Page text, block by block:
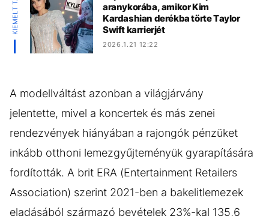
aranykorába, amikor Kim
Kardashian derékba törte Taylor
Swift karrierjét
2026.1.21 12:22
A modellváltást azonban a világjárvány
jelentette, mivel a koncertek és más zenei
rendezvények hiányában a rajongók pénzüket
inkább otthoni lemezgyűjteményük gyarapítására
fordították. A brit ERA (Entertainment Retailers
Association) szerint 2021-ben a bakelitlemezek
eladásából származó bevételek 23%-kal 135,6